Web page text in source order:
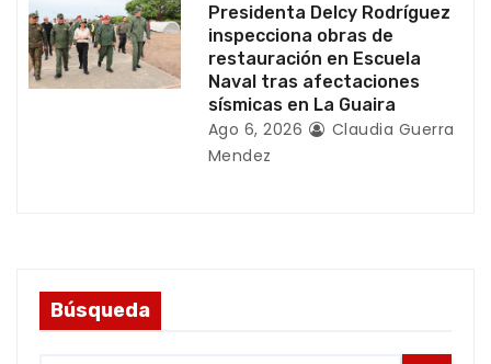
Presidenta Delcy Rodríguez
inspecciona obras de
restauración en Escuela
Naval tras afectaciones
sísmicas en La Guaira
Ago 6, 2026
Claudia Guerra
Mendez
Búsqueda